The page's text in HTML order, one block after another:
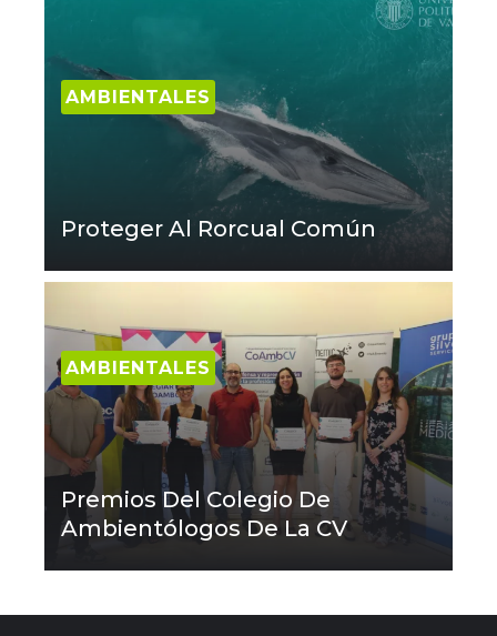
AMBIENTALES
Proteger Al Rorcual Común
AMBIENTALES
Premios Del Colegio De
Ambientólogos De La CV